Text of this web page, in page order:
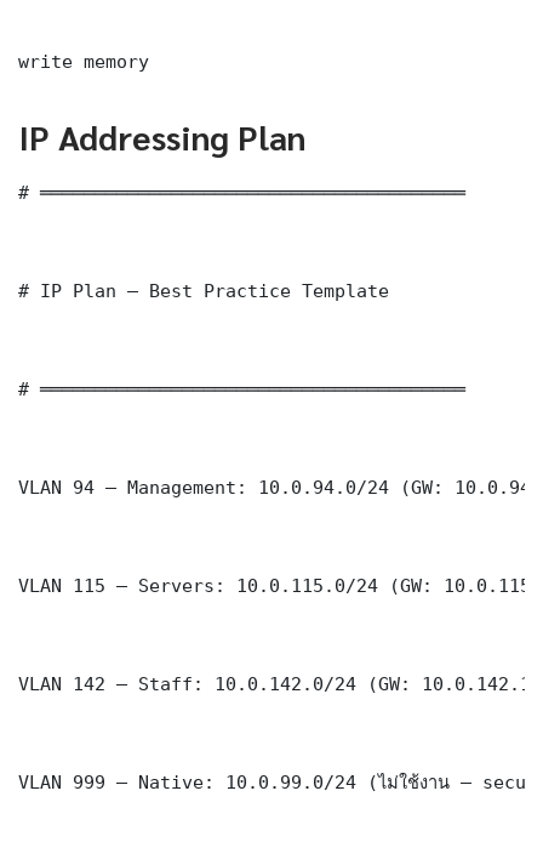
write memory
IP Addressing Plan
# ═══════════════════════════════════════
# IP Plan — Best Practice Template
# ═══════════════════════════════════════
VLAN 94 — Management: 10.0.94.0/24 (GW:
VLAN 115 — Servers: 10.0.115.0/24 (GW:
VLAN 142 — Staff: 10.0.142.0/24 (GW: 10.0.142.1)
VLAN 999 — Native: 10.0.99.0/24 (ไม่ใช้งาน —